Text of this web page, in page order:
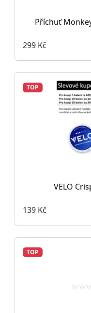
Příchuť
299 Kč
TOP
VELO
139 Kč
TOP